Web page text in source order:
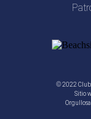
© 2022 Club
Sitio